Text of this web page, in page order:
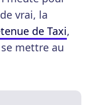
vrai, la
de Taxi,
mettre au